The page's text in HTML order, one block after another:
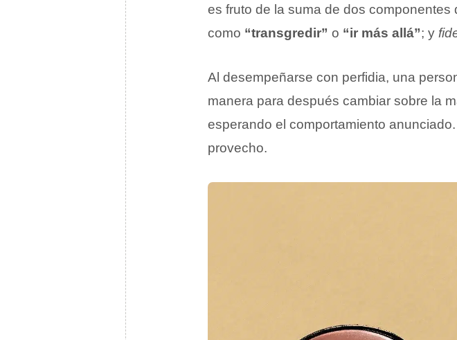
es fruto de la suma de dos componentes
como “transgredir” o “ir más allá”; y
Al desempeñarse con perfidia, una
manera para después cambiar sobre la
esperando el comportamiento
provecho.